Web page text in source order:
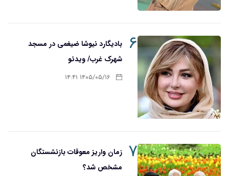
۶
بادیگارد نیوشا ضیغمی در مسجد
شهرک غرب/ ویدئو
۱۴۰۵/۰۵/۱۶ ۱۴:۴۱
۷ زمان واریز معوقات بازنشستگان
مشخص شد؟